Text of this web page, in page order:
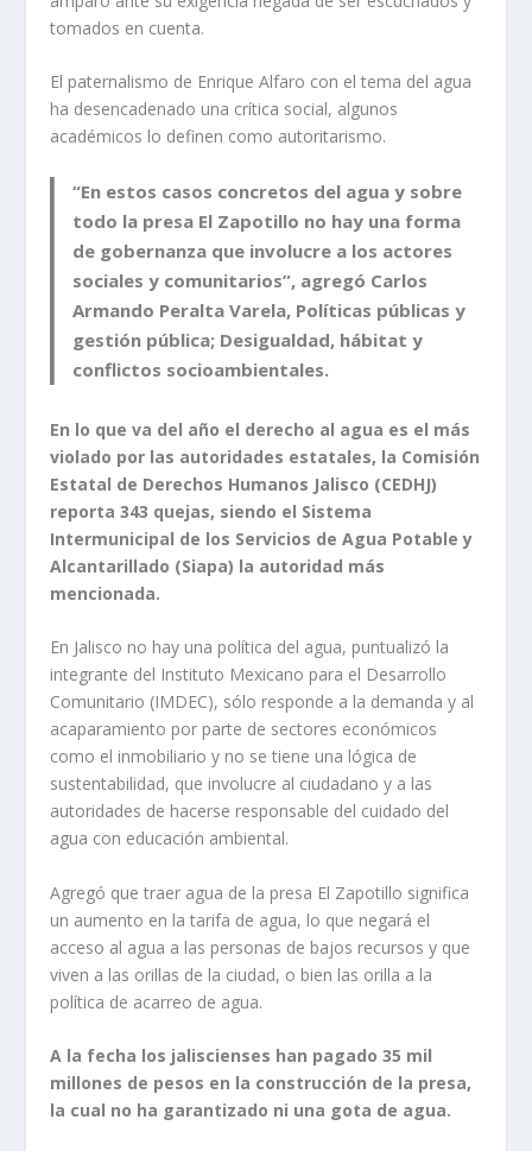
tomados en cuenta.
El paternalismo de Enrique Alfaro con el tema del agua
ha desencadenado una crítica social, algunos
académicos lo definen como autoritarismo.
“En estos casos concretos del agua y sobre
todo la presa El Zapotillo no hay una forma
de gobernanza que involucre a los actores
sociales y comunitarios”, agregó Carlos
Armando Peralta Varela, Políticas públicas y
gestión pública; Desigualdad, hábitat y
conflictos socioambientales.
En lo que va del año el derecho al agua es el más
violado por las autoridades estatales, la Comisión
Estatal de Derechos Humanos Jalisco (CEDHJ)
reporta 343 quejas, siendo el Sistema
Intermunicipal de los Servicios de Agua Potable y
Alcantarillado (Siapa) la autoridad más
mencionada.
En Jalisco no hay una política del agua, puntualizó la
integrante del Instituto Mexicano para el Desarrollo
Comunitario (IMDEC), sólo responde a la demanda y al
acaparamiento por parte de sectores económicos
como el inmobiliario y no se tiene una lógica de
sustentabilidad, que involucre al ciudadano y a las
autoridades de hacerse responsable del cuidado del
agua con educación ambiental.
Agregó que traer agua de la presa El Zapotillo significa
un aumento en la tarifa de agua, lo que negará el
acceso al agua a las personas de bajos recursos y que
viven a las orillas de la ciudad, o bien las orilla a la
política de acarreo de agua.
A la fecha los jaliscienses han pagado 35 mil
millones de pesos en la construcción de la presa,
la cual no ha garantizado ni una gota de agua.